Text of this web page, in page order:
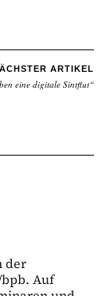
ARTIKEL
eine digitale Sintflut“
der
Auf